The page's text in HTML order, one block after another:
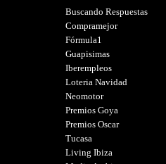
Buscando Respuestas
Compramejor
Fórmula1
Guapisimas
Iberempleos
Loteria Navidad
Neomotor
Premios Goya
Premios Oscar
Tucasa
Living Ibiza